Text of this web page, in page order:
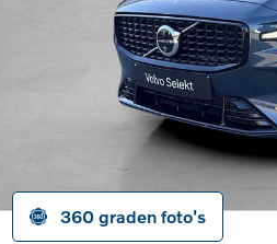
360 graden foto's